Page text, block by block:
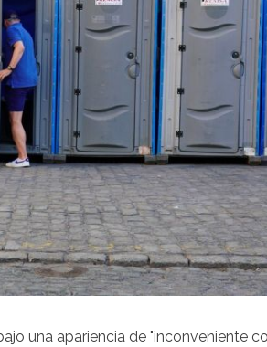
una apariencia de "inconveniente